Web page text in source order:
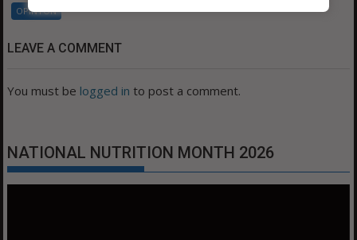
OPINYON
LEAVE A COMMENT
You must be logged in to post a comment.
NATIONAL NUTRITION MONTH 2026